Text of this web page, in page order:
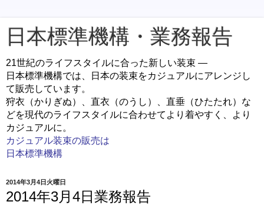
日本標準機構・業務報告
21世紀のライフスタイルに合った新しい装束 ―
日本標準機構では、日本の装束をカジュアルにアレンジし
て販売しています。
狩衣（かりぎぬ）、直衣（のうし）、直垂（ひたたれ）な
どを現代のライフスタイルに合わせてより着やすく、より
カジュアルに。
カジュアル装束の販売は
日本標準機構
2014年3月4日火曜日
2014年3月4日業務報告